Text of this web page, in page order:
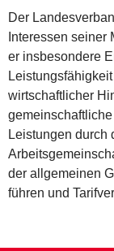
Der
Interessen seiner
er insbesondere
wirtschaftlicher
Leistungen durch
der allgemeinen
führen und